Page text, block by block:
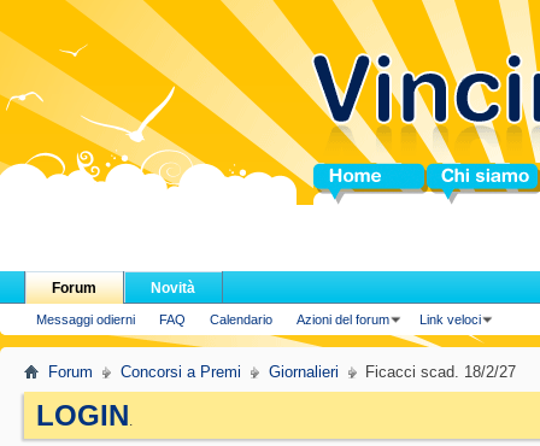
Home Chi siamo
Forum
Messaggi odierni FAQ Calendario Azioni del forum Link veloci
Novità
Forum Concorsi a Premi Giornalieri Ficacci scad. 18/2/27
LOGIN.